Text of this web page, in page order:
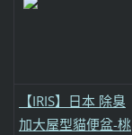
【IRIS】日本 除臭
加大屋型貓便盆-桃